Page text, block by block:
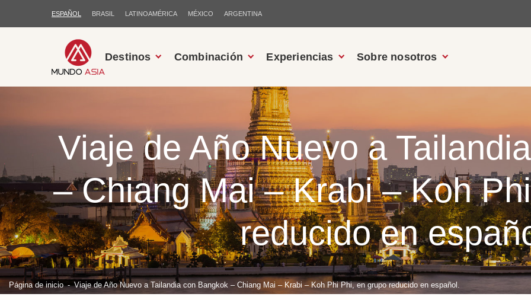
ESPAÑOL BRASIL LATINOAMÉRICA MÉXICO ARGENTINA
Destinos Combinación Experiencias Sobre nosotros
Viaje de Año Nuevo a
– Chiang Mai – Krabi – Koh
reducido en
Página de inicio Viaje de Año Nuevo a Tailandia con Bangkok – Chiang Mai – Krabi – Koh Phi Phi, en grupo reducido en español.